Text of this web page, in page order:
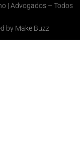
| Advogados – Todos
by Make Buzz